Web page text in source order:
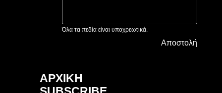
Όλα τα πεδία είναι υποχρεωτικά.
Αποστολή
ΑΡΧΙΚΗ